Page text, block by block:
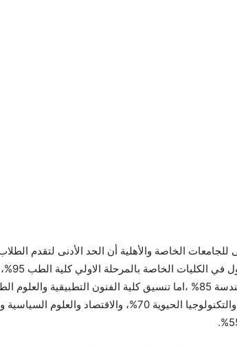
الخاصة والأهلية أن الحد الأدنى لتقدم
2015 مع
والعلاج الطبيعى 90%، كلية الهندسة 85% ،اما تنسيق كلية الفنون
الخاصة وكليات علوم الحاسب والتكنولوجيا الحيوية 70%،